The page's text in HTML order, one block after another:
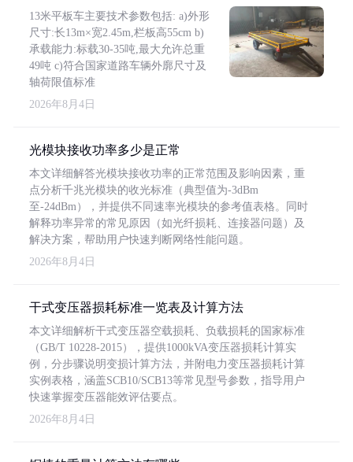
13米平板车主要技术参数包括: a)外形
尺寸:长13m×宽2.45m,栏板高55cm b)
承载能力:标载30-35吨,最大允许总重
49吨 c)符合国家道路车辆外廓尺寸及
轴荷限值标准
2026年8月4日
光模块接收功率多少是正常
本文详细解答光模块接收功率的正常范围及影响因素，重
点分析千兆光模块的收光标准（典型值为-3dBm
至-24dBm），并提供不同速率光模块的参考值表格。同时
解释功率异常的常见原因（如光纤损耗、连接器问题）及
解决方案，帮助用户快速判断网络性能问题。
2026年8月4日
干式变压器损耗标准一览表及计算方法
本文详细解析干式变压器空载损耗、负载损耗的国家标准
（GB/T 10228-2015），提供1000kVA变压器损耗计算实
例，分步骤说明变损计算方法，并附电力变压器损耗计算
实例表格，涵盖SCB10/SCB13等常见型号参数，指导用户
快速掌握变压器能效评估要点。
2026年8月4日